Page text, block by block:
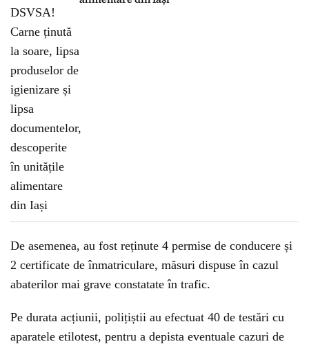
De asemenea, au fost reținute 4 permise de conducere și
2 certificate de înmatriculare, măsuri dispuse în cazul
abaterilor mai grave constatate în trafic.
Pe durata acțiunii, polițiștii au efectuat 40 de testări cu
aparatele etilotest, pentru a depista eventuale cazuri de